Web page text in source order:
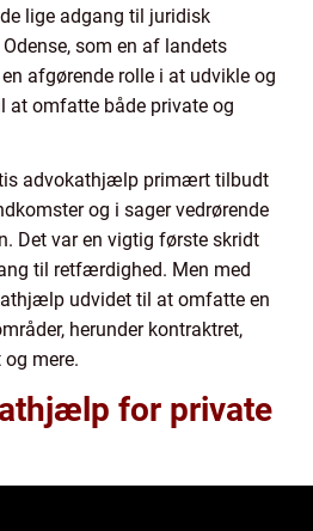
lige adgang til juridisk
som en af landets
afgørende rolle i at udvikle og
at omfatte både private og
advokathjælp primært tilbudt
og i sager vedrørende
Det var en vigtig første skridt
til retfærdighed. Men med
udvidet til at omfatte en
herunder kontraktret,
mere.
for private